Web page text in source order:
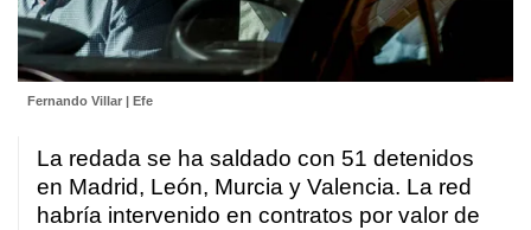
Fernando Villar | Efe
La redada se ha saldado con 51 detenidos
en Madrid, León, Murcia y Valencia. La red
habría intervenido en contratos por valor de